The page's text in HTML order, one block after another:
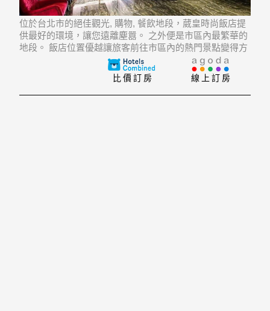
位於台北市的絕佳觀光, 購物, 餐飲地段，葳皇時尚飯店提
供最好的環境，讓您遠離塵囂。 之外便是市區內最繁華的
地段。 飯店位置優越讓旅客前往市區內的熱門景點變得方
線上訂房
比價訂房